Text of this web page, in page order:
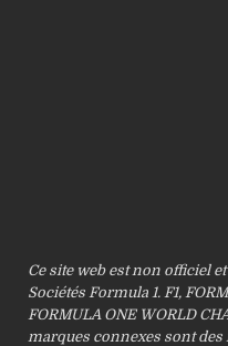
Ce site web est non officiel
Sociétés Formula 1. F1,
FORMULA ONE WORLD
marques connexes sont